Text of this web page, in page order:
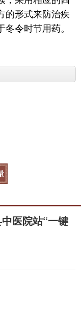
的形式来防治疾
令时节用药。
医院站“一键